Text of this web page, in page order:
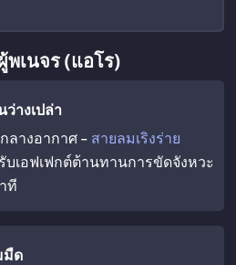
เนจร (แอโร)
างเปล่า
ลางอากาศ - สายลมเริงร่าย
บเอฟเฟกต์ต้านทานการขัดจังหวะ
ที
มืด